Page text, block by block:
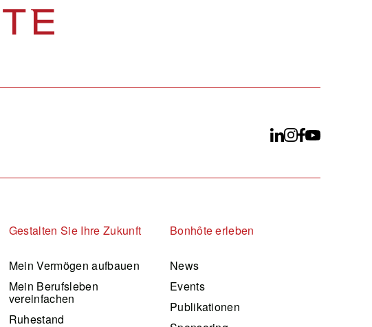
Gestalten Sie Ihre Zukunft
Mein Vermögen aufbauen
Mein Berufsleben
vereinfachen
Ruhestand
Bonhôte erleben
News
Events
Publikationen